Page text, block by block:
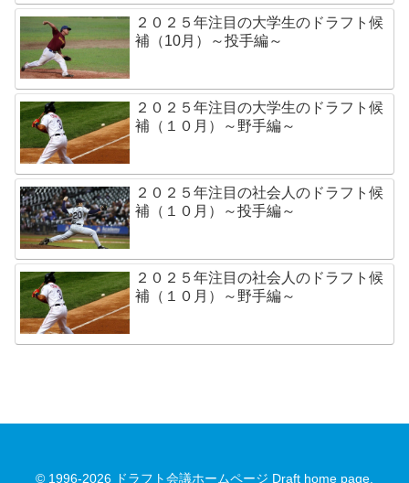
２０２５年注目の大学生のドラフト候
補（10月）～投手編～
２０２５年注目の大学生のドラフト候
補（１０月）～野手編～
２０２５年注目の社会人のドラフト候
補（１０月）～投手編～
２０２５年注目の社会人のドラフト候
補（１０月）～野手編～
© 1996-2026 ドラフト会議ホームページ Draft home page.